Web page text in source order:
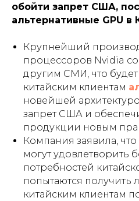
обойти запрет США,
альтернативные GPU в
Крупнейший
процессоров Nvidia
другим СМИ, что будет
китайским клиентам
новейшей
запрет США и
продукции новым
Компания заявила,
могут удовлетворить
потребностей
попытаются
китайским клиентам